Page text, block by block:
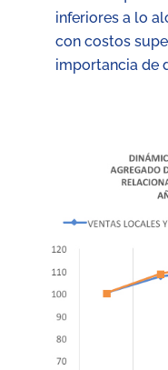
inferiores a lo
con costos
importancia de